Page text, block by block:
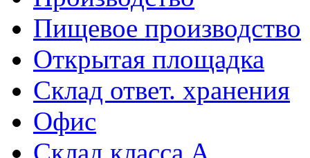
Пищевое производство
Открытая площадка
Склад ответ. хранения
Офис
Склад класса A